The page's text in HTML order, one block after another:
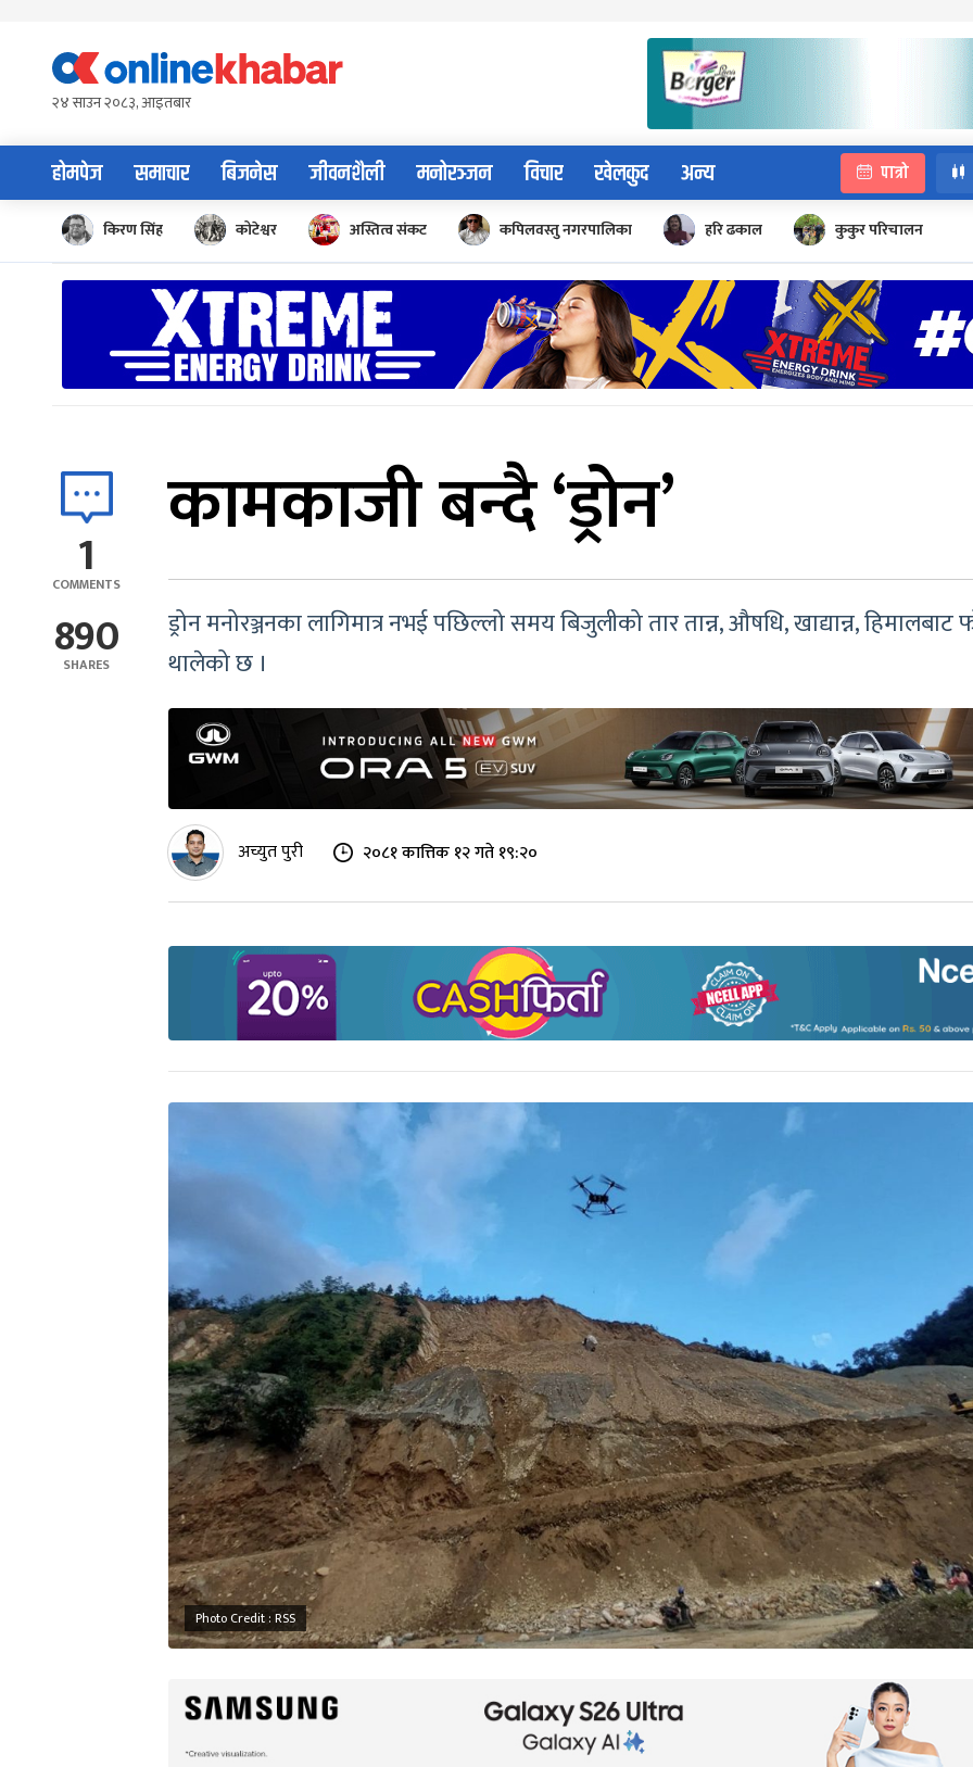
content२४ साउन २०८३, आइतबार
होमपेज समाचार बिजनेस जीवनशैली मनोरञ्जन विचार खेलकुद अन्य पात्रो
किरण सिंह कोटेश्वर अस्तित्व संकट कपिलवस्तु नगरपालिका हरि ढकाल कुकुर परिचालन
1
COMMENTS
890
SHARES
कामकाजी बन्दै ‘ड्रोन’
ड्रोन मनोरञ्जनका लागिमात्र नभई पछिल्लो समय बिजुलीको तार तान्न, औषधि, खाद्यान्न,
थालेको छ ।
अच्युत पुरी २०८१ कात्तिक १२ गते १९:२०
Photo Credit : RSS